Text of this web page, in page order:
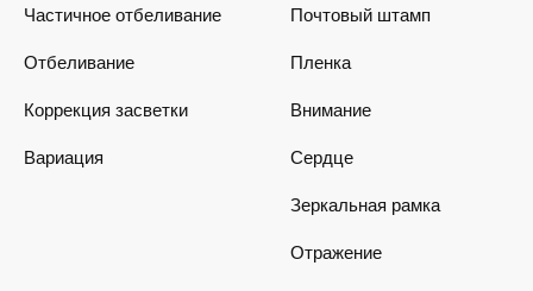
Частичное отбеливание
Отбеливание
Коррекция засветки
Вариация
Почтовый штамп
Пленка
Внимание
Сердце
Зеркальная рамка
Отражение